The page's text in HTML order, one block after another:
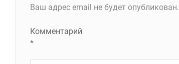
Ваш адрес email не будет опубликован.
Комментарий
*